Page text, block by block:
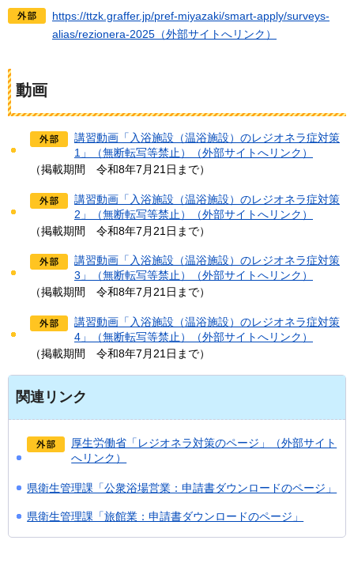
https://ttzk.graffer.jp/pref-miyazaki/smart-apply/surveys-
alias/rezionera-2025（外部サイトへリンク）
動画
講習動画「入浴施設（温浴施設）のレジオネラ症対策
1」（無断転写等禁止）（外部サイトへリンク）
（掲載期間
令和8年7月21日まで）
講習動画「入浴施設（温浴施設）のレジオネラ症対策
2」（無断転写等禁止）（外部サイトへリンク）
（掲載期間
令和8年7月21日まで）
講習動画「入浴施設（温浴施設）のレジオネラ症対策
3」（無断転写等禁止）（外部サイトへリンク）
（掲載期間
令和8年7月21日まで）
講習動画「入浴施設（温浴施設）のレジオネラ症対策
4」（無断転写等禁止）（外部サイトへリンク）
（掲載期間
令和8年7月21日まで）
関連リンク
厚生労働省「レジオネラ対策のページ」（外部サイト
へリンク）
県衛生管理課「公衆浴場営業：申請書ダウンロードのページ」
県衛生管理課「旅館業：申請書ダウンロードのページ」